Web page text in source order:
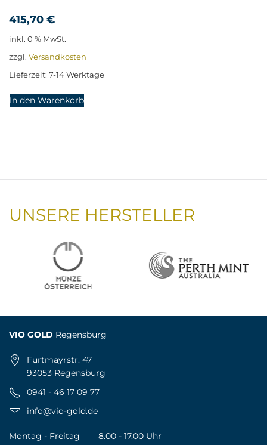
415,70 €
inkl. 0 % MwSt.
zzgl. Versandkosten
Lieferzeit: 7-14 Werktage
In den Warenkorb
UNSERE HERSTELLER
VIO GOLD Regensburg
Furtmayrstr. 47
93053 Regensburg
0941 - 46 17 09 77
info@vio-gold.de
Montag - Freitag
8.00 - 17.00 Uhr